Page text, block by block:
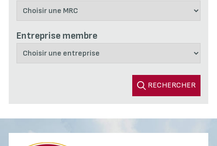
Entreprise membre
RECHERCHER